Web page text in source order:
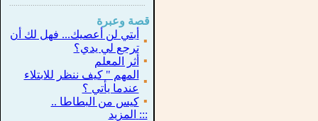
قصة وعبرة
▪
أبتي لن أعصيك... فهل لك أن
ترجع لي يدي؟
▪ أثر المعلم
▪
المهم " كيف ننظر للابتلاء
عندما يأتي ؟
▪ كيس من البطاطا ..
::: المزيد